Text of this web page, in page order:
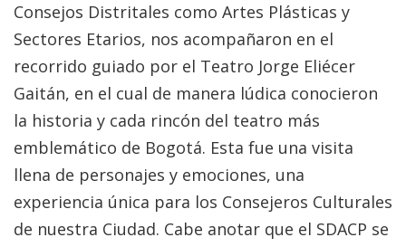
Consejos Distritales como Artes Plásticas y
Sectores Etarios, nos acompañaron en el
recorrido guiado por el Teatro Jorge Eliécer
Gaitán, en el cual de manera lúdica conocieron
la historia y cada rincón del teatro más
emblemático de Bogotá. Esta fue una visita
llena de personajes y emociones, una
experiencia única para los Consejeros Culturales
de nuestra Ciudad. Cabe anotar que el SDACP se